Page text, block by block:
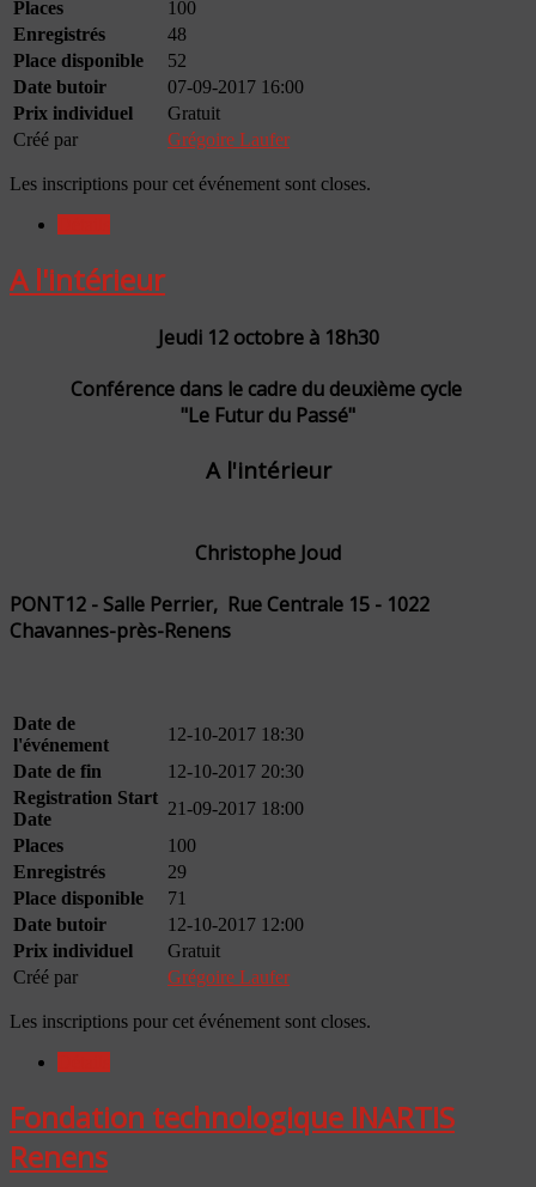
Places
100
Enregistrés
48
Place disponible
52
Date butoir
07-09-2017 16:00
Prix individuel
Gratuit
Créé par
Grégoire Laufer
Les inscriptions pour cet événement sont closes.
A l'intérieur
Jeudi 12 octobre à 18h30
Conférence dans le cadre du deuxième cycle
"Le Futur du Passé"
A l'intérieur
Christophe Joud
PONT12 - Salle Perrier, Rue Centrale 15 - 1022
Chavannes-près-Renens
Date de
l'événement
12-10-2017 18:30
Date de fin
12-10-2017 20:30
Registration Start
Date
21-09-2017 18:00
Places
100
Enregistrés
29
Place disponible
71
Date butoir
12-10-2017 12:00
Prix individuel
Gratuit
Créé par
Grégoire Laufer
Les inscriptions pour cet événement sont closes.
Fondation technologique INARTIS
Renens